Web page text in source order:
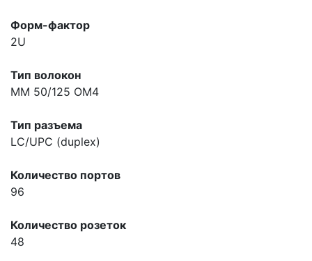
Форм-фактор
2U
Тип волокон
MM 50/125 OM4
Тип разъема
LC/UPC (duplex)
Количество портов
96
Количество розеток
48